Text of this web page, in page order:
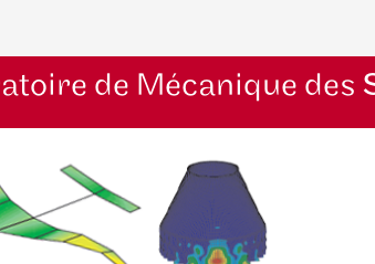
de Mécanique des